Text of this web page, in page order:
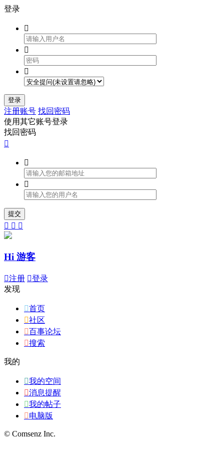
登录



登录
注册账号 找回密码
使用其它账号登录
找回密码



提交
  
Hi 游客
注册 登录
发现
首页
社区
百事论坛
搜索
我的
我的空间
消息提醒
我的帖子
电脑版
© Comsenz Inc.